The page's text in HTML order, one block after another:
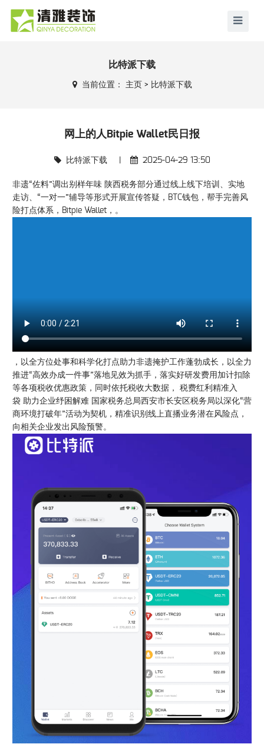
比特派下载
当前位置： 主页 > 比特派下载
网上的人Bitpie Wallet民日报
比特派下载| 2025-04-29 13:50
非遗“佐料”调出别样年味 陕西税务部分通过线上线下培训、实地
走访、“一对一”辅导等形式开展宣传答疑，BTC钱包，帮手完善风
险打点体系，Bitpie Wallet，。
，以全方位处事和科学化打点助力非遗掩护工作蓬勃成长，以全力
推进“高效办成一件事”落地见效为抓手，落实好研发费用加计扣除
等各项税收优惠政策，同时依托税收大数据， 税费红利精准入
袋 助力企业纾困解难 国家税务总局西安市长安区税务局以深化“营
商环境打破年”活动为契机，精准识别线上直播业务潜在风险点，
向相关企业发出风险预警。